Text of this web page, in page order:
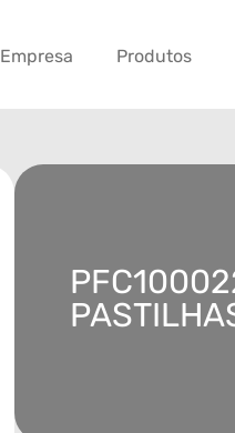
Empresa Produtos